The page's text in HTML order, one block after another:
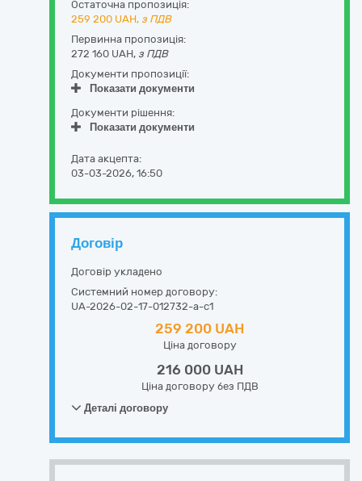
Остаточна пропозиція:
259 200 UAH, з ПДВ
Первинна пропозиція:
272 160 UAH, з ПДВ
Документи пропозиції:
Показати документи
Документи рішення:
Показати документи
Дата акцепта:
03-03-2026, 16:50
Договір
Договір укладено
Системний номер договору:
UA-2026-02-17-012732-a-c1
259 200 UAH
Ціна договору
216 000 UAH
Ціна договору без ПДВ
Деталі договору